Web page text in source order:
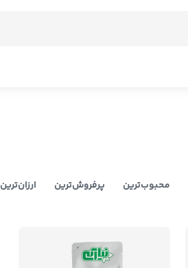
محبوب‌‌ترین پرفروش‌ترین ارزان‌ترین